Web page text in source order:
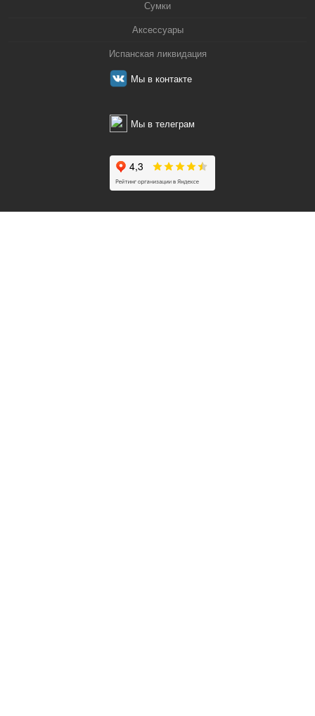
Сумки
Аксессуары
Испанская ликвидация
Мы в контакте
Мы в телеграм